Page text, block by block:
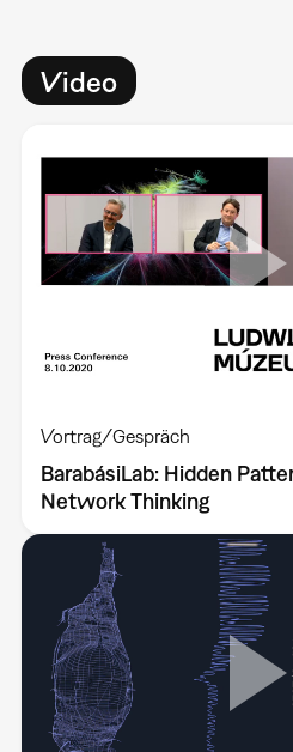
Video
Vortrag/Gespräch
BarabásiLab: Hidden
Network Thinking